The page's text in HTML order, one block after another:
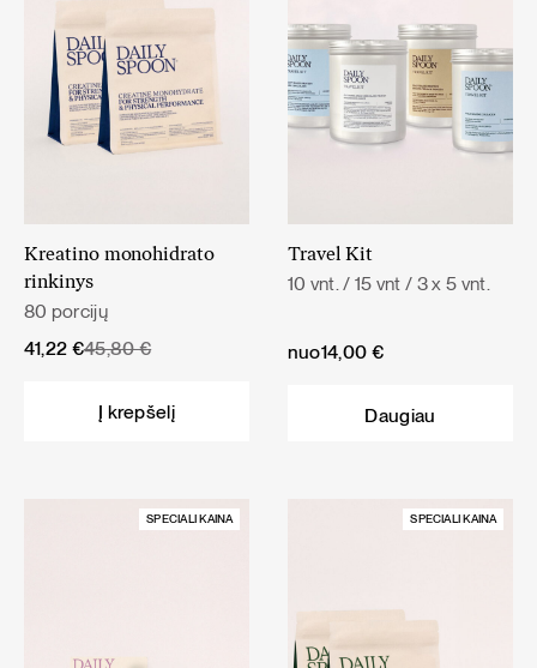
Kreatino monohidrato
rinkinys
80 porcijų
45,80€
Original
41,22 €
Current
Į krepšelį
Travel Kit
10 vnt. / 15 vnt / 3 x 5 vnt.
nuo14,00 €
Daugiau
SPECIALI KAINA SPECIALI KAINA